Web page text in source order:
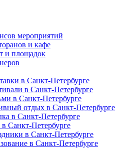
мероприятий
и кафе
и площадок
в Санкт-Петербурге
в Санкт-Петербурге
в Санкт-Петербурге
отдых в Санкт-Петербурге
в Санкт-Петербурге
Санкт-Петербурге
в Санкт-Петербурге
в Санкт-Петербурге